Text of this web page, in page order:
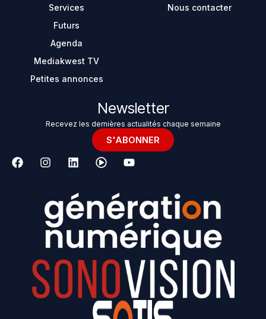
Services
Futurs
Agenda
Mediakwest TV
Petites annonces
Nous contacter
Newsletter
Recevez les dernières actualités chaque semaine
S'ABONNER